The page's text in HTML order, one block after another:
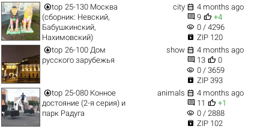
top 25-130 Москва
(сборник: Невский,
Бабушкинский,
Нахимовский)
city  4 months ago
 9  +4
visibility 0 / 4296
 ZIP 120
top 26-100 Дом
русского зарубежья
show  4 months ago
 13  0
visibility 0 / 3659
 ZIP 393
top 25-080 Конное
достояние (2-я серия) и
парк Радуга
animals  4 months ago
 11  +1
visibility 0 / 2888
 ZIP 102